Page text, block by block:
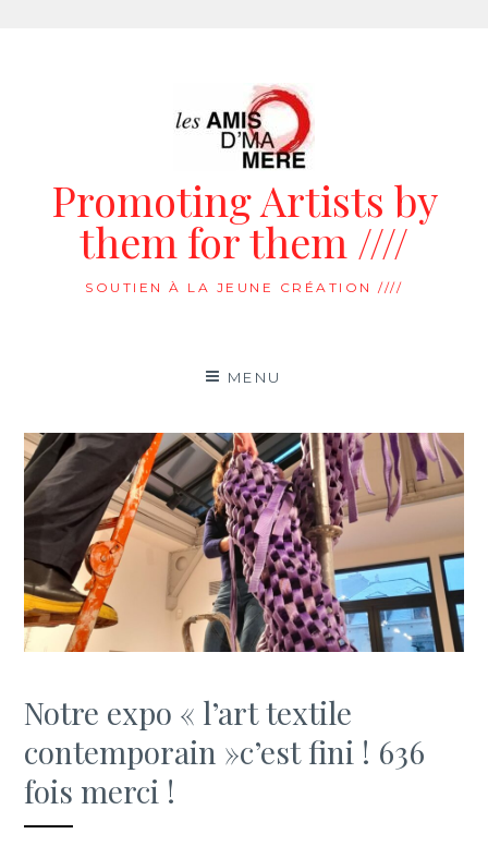
Promoting Artists by
them for them ////
SOUTIEN À LA JEUNE CRÉATION ////
MENU
Notre expo « l’art textile
contemporain »c’est fini ! 636
fois merci !